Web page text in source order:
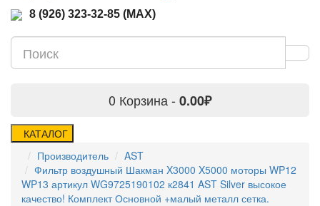
8 (926) 323-32-85 (MAX)
0 Корзина - 0.00₽
КАТАЛОГ
Производитель
AST
Фильтр воздушный Шакман X3000 X5000 моторы WP12
WP13 артикул WG9725190102 к2841 AST Silver высокое
качество! Комплект Основной +малый металл сетка.